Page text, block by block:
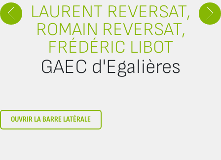
LAURENT REVERSAT,
ROMAIN REVERSAT,
FRÉDÉRIC LIBOT
GAEC d'Egalières
OUVRIR LA BARRE LATÉRALE